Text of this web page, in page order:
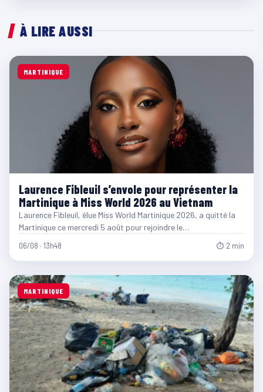
À LIRE AUSSI
MARTINIQUE
Laurence Fibleuil s’envole pour représenter la
Martinique à Miss World 2026 au Vietnam
Laurence Fibleuil, élue Miss World Martinique 2026, a quitté la
Martinique ce mercredi 5 août pour rejoindre le…
06/08 · 13h48 ⏱ 2 min
MARTINIQUE